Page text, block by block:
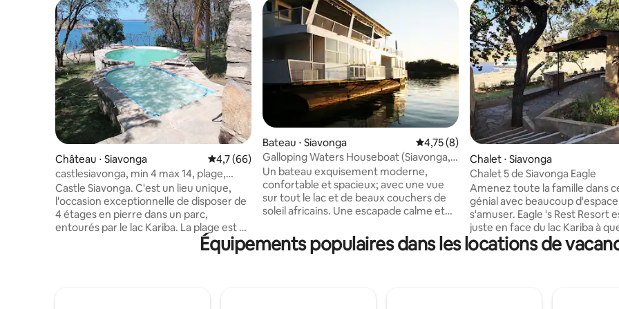
Château ⋅ Siavonga Évaluation moyenne sur la base de 66 commentaires : 4,7 sur 5
4,7 (66)
castlesiavonga, min 4 max 14, plage,
piscine, wi-fi
Castle Siavonga. C'est un lieu unique,
l'occasion exceptionnelle de disposer de
4 étages en pierre dans un parc,
entourés par le lac Kariba. La plage est à
quelques pas. Comprend une piscine,
une cuisine entièrement équipée, une
Bateau ⋅ Siavonga Évaluation moyenne sur la base de 8
4,75 (8)
Galloping Waters Houseboat (Siavonga,
Zambie)
Un bateau exquisement moderne,
confortable et spacieux; avec une vue
sur tout le lac et de beaux couchers de
soleil africains. Une escapade calme et
Amarrée à 10 minutes du centre-ville de
Banana Island Bay, Galloping Waters est
Chalet ⋅ Siavonga
Chalet 5 de Siavonga Eagle
Amenez toute la famille dans
génial avec beaucoup
s'amuser. Eagle 's Rest Resort est situé
juste en face du lac Kariba à quelques
kilomètres du centre de
avons 8 grands chalets
patio, coin salon, parking,
Équipements populaires dans les locations de